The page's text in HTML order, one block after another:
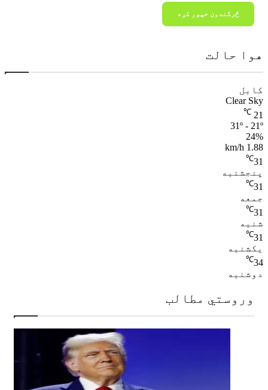
هوا حالت
کابل
Clear Sky
21
℃
31º - 21º
24%
1.88 km/h
31
℃
پنجشنبه
31
℃
جمعه
31
℃
شنبه
31
℃
یکشنبه
34
℃
دوشنبه
وروستي مطالب